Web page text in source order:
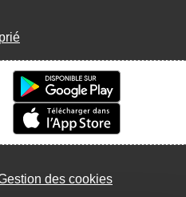
des cookies